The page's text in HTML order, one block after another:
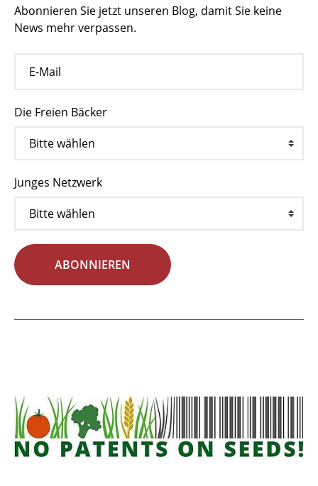
Abonnieren Sie jetzt unseren Blog, damit Sie keine
News mehr verpassen.
Die Freien Bäcker
Junges Netzwerk
ABONNIEREN